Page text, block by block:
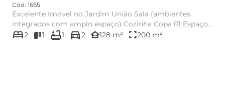
Cód: 1665
Excelente Imóvel no Jardim União Sala (ambientes
integrados com amplo espaço) Cozinha Copa 01 Espaço
para Escrit...
bed2 1 bathtub1 directions_car2 other_houses128 m² fullscreen200 m²